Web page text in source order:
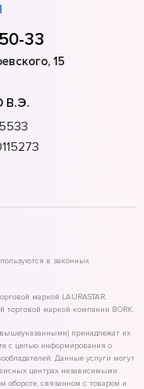
33
15
В.Э.
в законных
маркой LAURASTAR.
торговой маркой компании BORK.
принадлежат их
с целью информирования о
Данные услуги могут
центрах независимыми
связанном с товаром и